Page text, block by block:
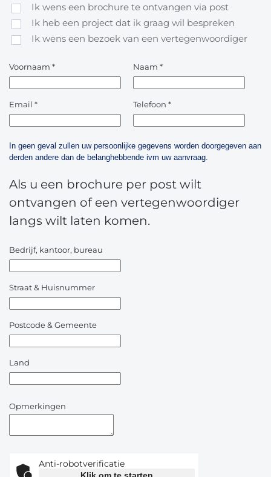
Ik wens een brochure te ontvangen via post
Ik heb een project dat ik graag wil bespreken
Ik wens een bezoek van een vertegenwoordiger
Voornaam * Naam *
Email * Telefoon *
In geen geval zullen uw persoonlijke gegevens worden doorgegeven aan
derden andere dan de belanghebbende ivm uw aanvraag.
Als u een brochure per post wilt
ontvangen of een vertegenwoordiger
langs wilt laten komen.
Bedrijf, kantoor, bureau
Straat & Huisnummer
Postcode & Gemeente
Land
Opmerkingen
Anti-robotverificatie